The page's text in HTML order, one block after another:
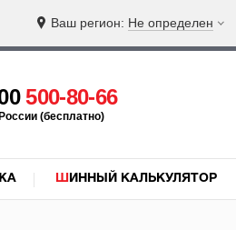
Ваш регион: Не определен
500-80-66
(бесплатно)
ШИННЫЙ КАЛЬКУЛЯТОР